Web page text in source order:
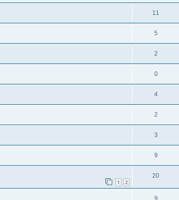
11
5
2
0
4
2
3
9
1 2
20